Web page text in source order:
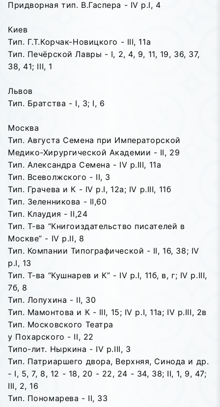
Придворная тип. В.Гаспера - IV p.I, 4
Киев
Тип. Г.Т.Корчак-Новицкого - III, 11a
Тип. Печёрской Лавры - I, 2, 4, 9, 11, 19, 36, 37,
38, 41; III, 1
Львов
Тип. Братства - I, 3; I, 6
Москва
Тип. Августа Семена при Императорской
Медико-Хирургической Академии - II, 29
Тип. Александра Семена - IV p.III, 11a
Тип. Всеволжского - II, 3
Тип. Грачева и К - IV p.I, 12a; IV p.III, 11б
Тип. Зеленникова - II,60
Тип. Клаудия - II,24
Тип. Т-ва “Книгоиздательство писателей в
Москве” - IV p.II, 8
Тип. Компании Типографической - II, 16, 38; IV
p.I, 13
Тип. Т-ва “Кушнарев и К” - IV p.I, 11б, в, г; IV p.III,
7б, 8
Тип. Лопухина - II, 30
Тип. Мамонтова и К - III, 15; IV p.I, 11a; IV p.III, 2в
Тип. Московского Театра
у Похарского - II, 22
Типо-лит. Ныркина - IV p.III, 3
Тип. Патриаршего двора, Верхняя, Синода и др.
- I, 5, 7, 8, 12 - 18, 20 - 22, 24 - 34, 38; II, 1, 9, 47;
III, 2, 16
Тип. Пономарева - II, 33